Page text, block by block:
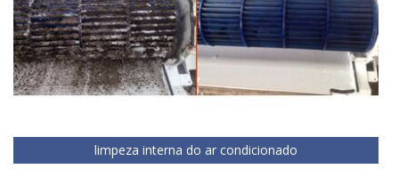
limpeza interna do ar condicionado